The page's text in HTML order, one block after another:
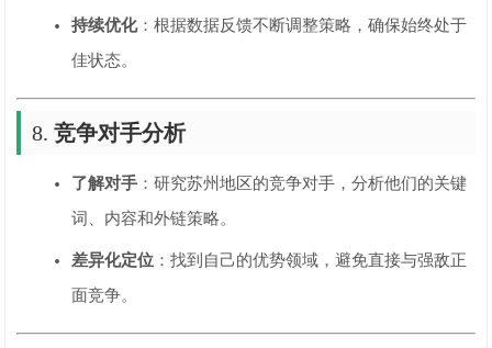
持续优化：根据数据反馈不断调整策略，确保始终处于
佳状态。
8.竞争对手分析
了解对手 ：研究苏州地区的竞争对手，分析他们的关键
词、内容和外链策略。
差异化定位 ：找到自己的优势领域，避免直接与强敌正
面竞争。